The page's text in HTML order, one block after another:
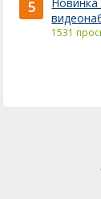
5
1531